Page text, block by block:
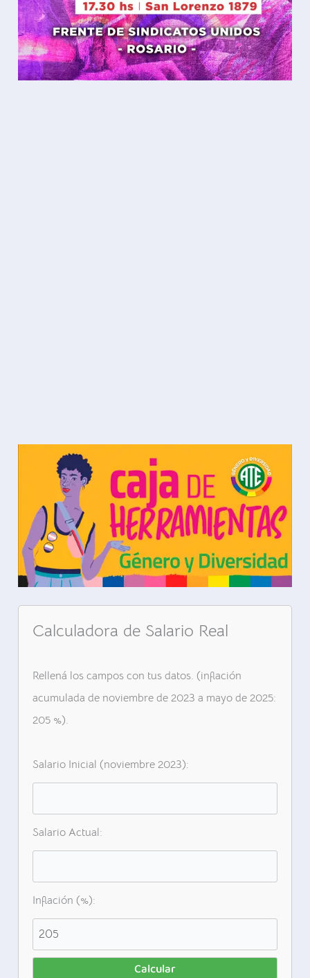
Calculadora de Salario Real
Rellená los campos con tus datos. (inflación
acumulada de noviembre de 2023 a mayo de 2025:
205 %).
Salario Inicial (noviembre 2023):
Salario Actual:
Inflación (%):
Calcular